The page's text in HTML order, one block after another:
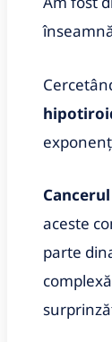
aceste
parte